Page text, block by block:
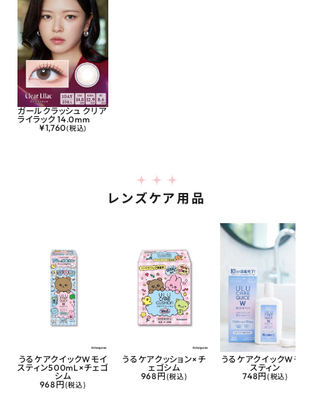
ガールクラッシュ クリア
ライラック 14.0mm
¥1,760(税込)
レンズケア用品
うるケアクイックWモイ
スティン500mL×チェゴ
シム
968円 (税込)
うるケアクッション×チ
ェゴシム
968円 (税込)
うるケアクイックWモイ
スティン
748円 (税込)